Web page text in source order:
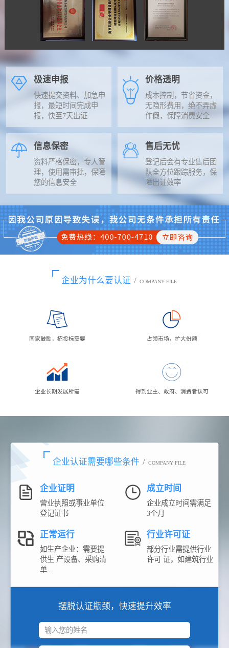
极速申报
快速提交资料、加急申
报，最短时间完成申
报，快至7天出证
价格透明
成本控制，节省资金，
无隐形费用，绝不弄虚
作假，保障消费安全
信息保密
资料严格保密，专人管
理，使用需审批，保障
您的信息安全
售后无忧
登记后会有专业售后团
队全方位跟踪服务，保
障出证效率
企业为什么要认证 / COMPANY FILE
国家鼓励，招投标需要 占领市场，扩大份额
企业长期发展所需 得到业主、政府、消费者认可
企业认证需要哪些条件 / COMPANY FILE
企业证明
营业执照或事业单位
登记证书
成立时间
企业成立时间需满足
3个月
正常运行
如生产企业：需要提
供生 产设备、采购清
单...
行业许可证
部分行业需提供行业
许可 证，如建筑行业
摆脱认证瓶颈，快速提升效率
输入您的姓名